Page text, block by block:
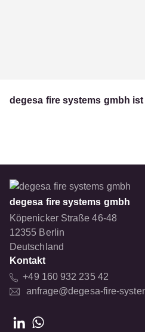
degesa fire systems gmbh
degesa fire systems gmbh
Köpenicker Straße 46-48
12355 Berlin
Deutschland
Kontakt
+49 160 932 235 42
anfrage@degesa-fire-